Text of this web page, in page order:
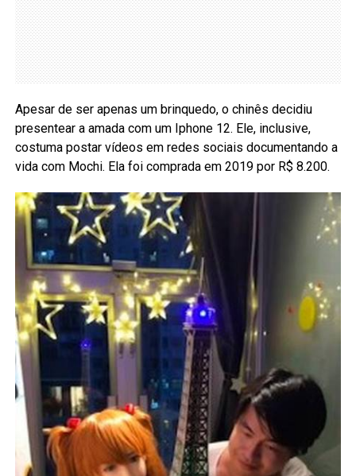
Apesar de ser apenas um brinquedo, o chinês decidiu
presentear a amada com um Iphone 12. Ele, inclusive,
costuma postar vídeos em redes sociais documentando a
vida com Mochi. Ela foi comprada em 2019 por R$ 8.200.